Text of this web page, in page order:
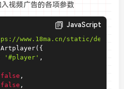
视频广告的各项参数
JavaScript
www.18ma.cn/static/
Artplayer( {
'#player' ,
false ,
false ,